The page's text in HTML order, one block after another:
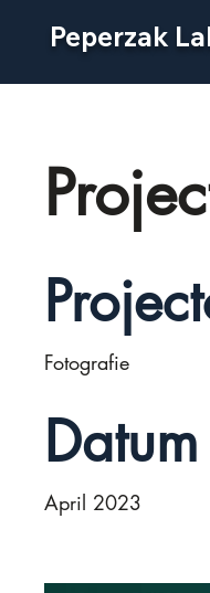
Peperzak
Fotografie
Datum
April 2023